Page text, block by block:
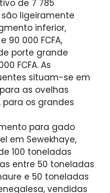
de 7 785
ligeiramente
inferior,
90 000 FCFA,
porte grande
FCFA. As
situam-se em
as ovelhas
para os grandes
para gado
em Sewekhaye,
100 toneladas
entre 50 toneladas
e 50 toneladas
vendidas